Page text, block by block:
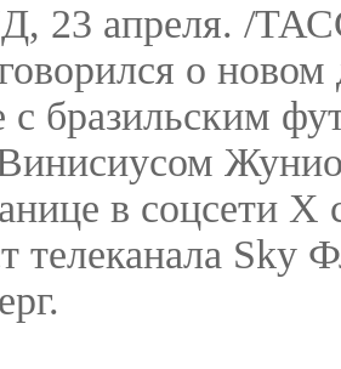
23 апреля. /
о новом
с бразильским
в соцсети Х
телеканала Sky